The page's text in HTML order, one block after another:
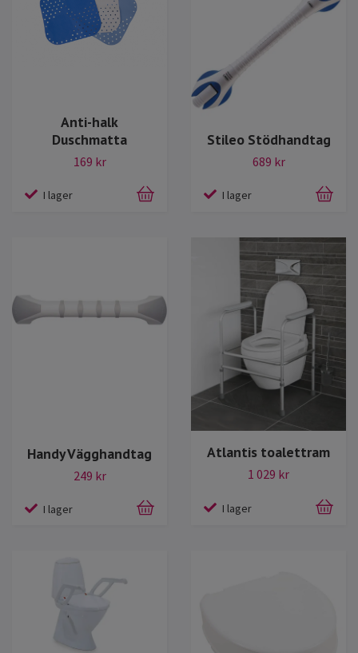
Anti-halk
Duschmatta
169 kr
I lager
Stileo Stödhandtag
689 kr
I lager
Handy Vägghandtag
249 kr
I lager
Atlantis toalettram
1 029 kr
I lager